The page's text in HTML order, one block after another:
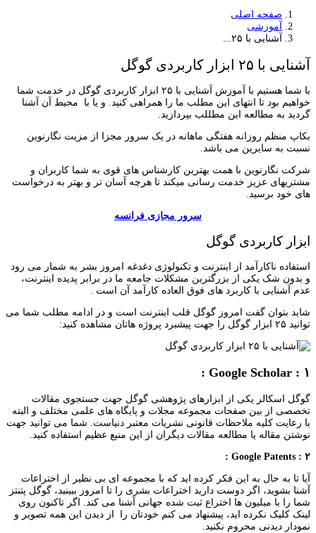
صفحه اصلی
آموزشی
آشنایی با ۲۵...
آشنایی با ۲۵ ابزار کاربردی گوگل
با شما هستیم با آموزش آشنایی با ۲۵ ابزار کاربردی گوگل در خدمت شما
خواهیم بود تا انتهای این مطلب ما را همراهی کنید. و یا با محیط آن آشنا
گردید به مطالعه این مطللب بپردازید.
بکاپ منظم روزانه هفتگی ماهانه در یک سرور مجزا از مزیت نگارنوین
نسبت به سایرین می باشد.
شرکت نگارنوین با همت بهترین کارشناس های قوی به شما کاربران و
مشتریهای عزیز خدمت رسانی میکند تا هرچه آسان تر و بهتر به درخواست
های خود برسید.
سرور مجازی فرانسه
ابزار کاربردی گوگل
استفاده ناکارآمد از اینترنت و تکنولوژی دغدغه امروز بشر به شمار می رود
و بدون شک یکی از بزرگترین مشکلات جامعه ما در برابر پدیده اینترنت،
عدم آشنایی با کاربرد های فوق العاده کارآمد آن است .
شاید بتوان گفت امروز گوگل قلب اینترنت است و در ادامه مطلب شما می
توانید ۲۵ ابزار گوگل را جهت پیشبرد پروژه هاتان مشاهده کنید:
۱ : Google Scholar :
گوگل اسکالر یکی از ابزارهای پژوهشی گوگل جهت جستجوی مقالات
تخصصی از بین صفحات مجموعه مجلات و پایگاه های علمی مختلف و البته
با رعایت کلیه ملاحظات قانونی نشریات معتبر دنیاست. شما می توانید جهت
نوشتن مقاله یا مطالعه مقالات دیگران از این منبع عظیم استفاده کنید.
۲ : Google Patents :
آیا تا به حال به این فکر کرده اید که با مجموعه ای بی نظیر از اختراعات
آشنا بشوید، اگر دوست دارید اختراعات بشری را تا امروز ببینید، گوگل پتنتز
شما را با میلیون ها اختراع ثبت شده جهانی آشنا می کند. اگر تاکنون روی
لینک کلیک نکرده اید، پیشنهاد می کنم خودتان را از دیدن این همه تصویر و
نمودار دیدنی محروم نکنید.